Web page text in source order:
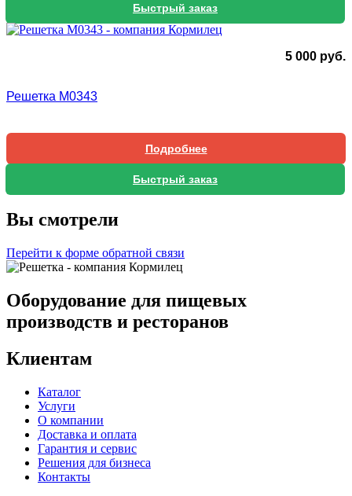
Быстрый заказ
5 000 руб.
Решетка М0343
Подробнее
Быстрый заказ
Вы смотрели
Перейти к форме обратной связи
Оборудование для пищевых
производств и ресторанов
Клиентам
Каталог
Услуги
О компании
Доставка и оплата
Гарантия и сервис
Решения для бизнеса
Контакты